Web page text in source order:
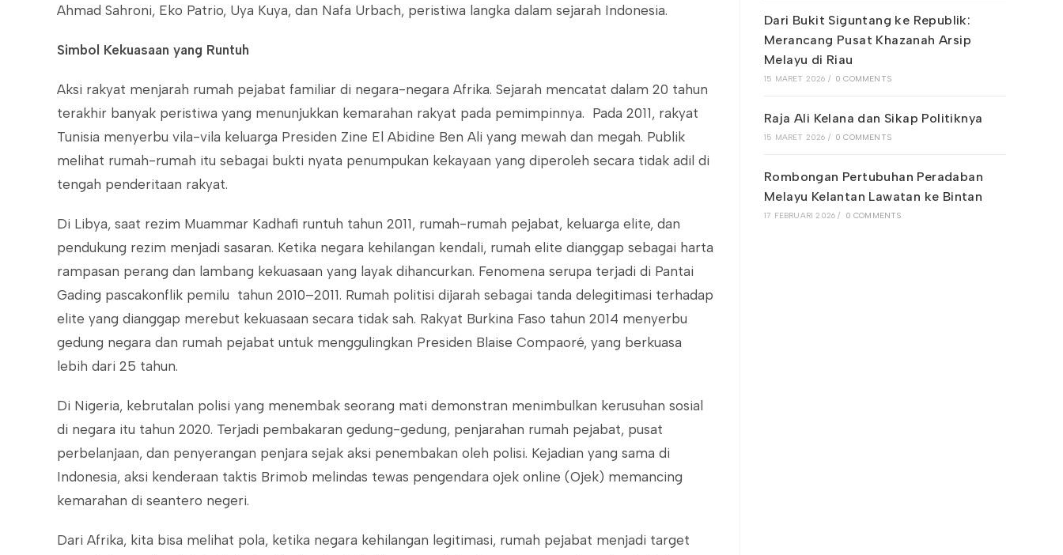
Ahmad Sahroni, Eko Patrio, Uya Kuya, dan Nafa Urbach, peristiwa langka dalam sejarah Indonesia.
Simbol Kekuasaan yang Runtuh
Aksi rakyat menjarah rumah pejabat familiar di negara-negara Afrika. Sejarah mencatat dalam 20 tahun
terakhir banyak peristiwa yang menunjukkan kemarahan rakyat pada pemimpinnya. Pada 2011, rakyat
Tunisia menyerbu vila-vila keluarga Presiden Zine El Abidine Ben Ali yang mewah dan megah. Publik
melihat rumah-rumah itu sebagai bukti nyata penumpukan kekayaan yang diperoleh secara tidak adil di
tengah penderitaan rakyat.
Di Libya, saat rezim Muammar Kadhafi runtuh tahun 2011, rumah-rumah pejabat, keluarga elite, dan
pendukung rezim menjadi sasaran. Ketika negara kehilangan kendali, rumah elite dianggap sebagai harta
rampasan perang dan lambang kekuasaan yang layak dihancurkan. Fenomena serupa terjadi di Pantai
Gading pascakonflik pemilu tahun 2010–2011. Rumah politisi dijarah sebagai tanda delegitimasi terhadap
elite yang dianggap merebut kekuasaan secara tidak sah. Rakyat Burkina Faso tahun 2014 menyerbu
gedung negara dan rumah pejabat untuk menggulingkan Presiden Blaise Compaoré, yang berkuasa
lebih dari 25 tahun.
Di Nigeria, kebrutalan polisi yang menembak seorang mati demonstran menimbulkan kerusuhan sosial
di negara itu tahun 2020. Terjadi pembakaran gedung-gedung, penjarahan rumah pejabat, pusat
perbelanjaan, dan penyerangan penjara sejak aksi penembakan oleh polisi. Kejadian yang sama di
Indonesia, aksi kenderaan taktis Brimob melindas tewas pengendara ojek online (Ojek) memancing
kemarahan di seantero negeri.
Dari Afrika, kita bisa melihat pola, ketika negara kehilangan legitimasi, rumah pejabat menjadi target
Dari Bukit Siguntang ke Republik:
Merancang Pusat Khazanah Arsip
Melayu di Riau
15 MARET 2026 / 0 COMMENTS
Raja Ali Kelana dan Sikap Politiknya
15 MARET 2026 / 0 COMMENTS
Rombongan Pertubuhan Peradaban
Melayu Kelantan Lawatan ke Bintan
17 FEBRUARI 2026 / 0 COMMENTS